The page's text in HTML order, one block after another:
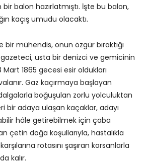
balon hazırlatmıştı. İşte bu balon,
kaçış umudu olacaktı.
bir mühendis, onun özgür bıraktığı
usta bir denizci ve gemicinin
Mart 1865 gecesi esir oldukları
Gaz kaçırmaya başlayan
boğuşulan zorlu yolculuktan
bir adaya ulaşan kaçaklar, adayı
hâle getirebilmek için çaba
çetin doğa koşullarıyla, hastalıkla
rotasını şaşıran korsanlarla
kalır.